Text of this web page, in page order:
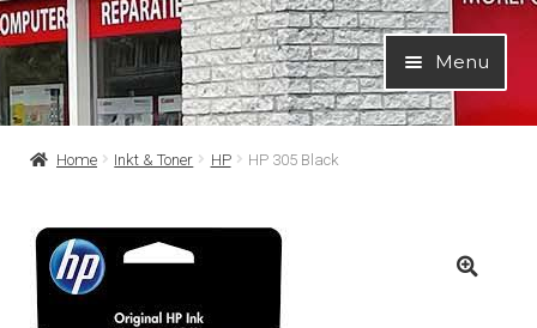
Ga
door
naar
navigatie
Ga
naar
de
inhoud
Menu
Home Inkt & Toner HP HP 305 Black